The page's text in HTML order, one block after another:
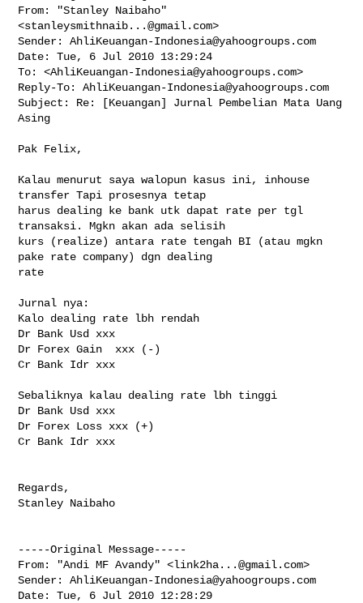
From: "Stanley Naibaho"
<stanleysmithnaib...@gmail.com>
Sender: AhliKeuangan-Indonesia@yahoogroups.com
Date: Tue, 6 Jul 2010 13:29:24
To: <AhliKeuangan-Indonesia@yahoogroups.com>
Reply-To: AhliKeuangan-Indonesia@yahoogroups.com
Subject: Re: [Keuangan] Jurnal Pembelian Mata Uang
Asing
Pak Felix,
Kalau menurut saya walopun kasus ini, inhouse
transfer Tapi prosesnya tetap
harus dealing ke bank utk dapat rate per tgl
transaksi. Mgkn akan ada selisih
kurs (realize) antara rate tengah BI (atau mgkn
pake rate company) dgn dealing
rate
Jurnal nya:
Kalo dealing rate lbh rendah
Dr Bank Usd xxx
Dr Forex Gain  xxx (-)
Cr Bank Idr xxx
Sebaliknya kalau dealing rate lbh tinggi
Dr Bank Usd xxx
Dr Forex Loss xxx (+)
Cr Bank Idr xxx
Regards,
Stanley Naibaho
-----Original Message-----
From: "Andi MF Avandy" <link2ha...@gmail.com>
Sender: AhliKeuangan-Indonesia@yahoogroups.com
Date: Tue, 6 Jul 2010 12:28:29